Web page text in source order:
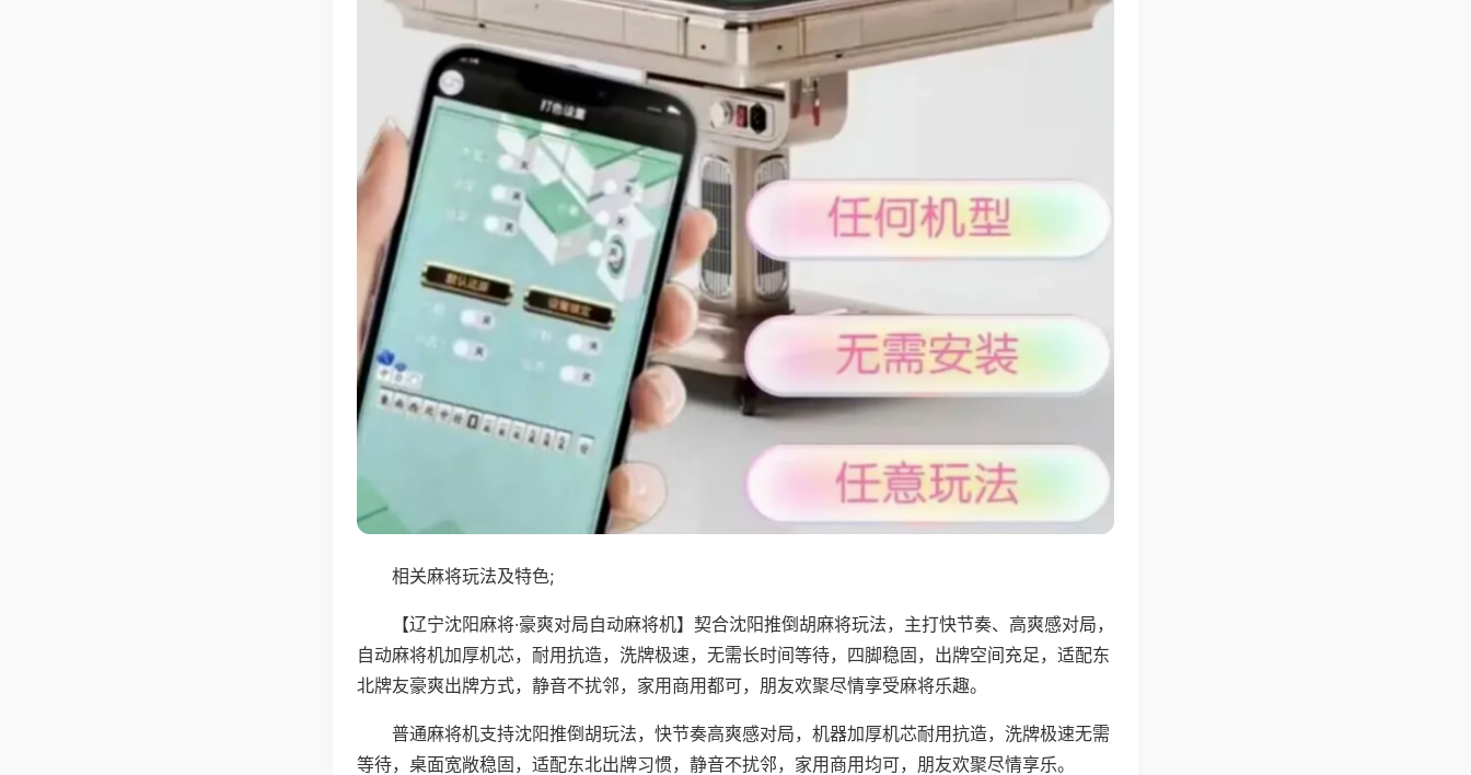
相关麻将玩法及特色;
【辽宁沈阳麻将·豪爽对局自动麻将机】契合沈阳推倒胡麻将玩法，主打快节奏、高爽感对局，
自动麻将机加厚机芯，耐用抗造，洗牌极速，无需长时间等待，四脚稳固，出牌空间充足，适配东
北牌友豪爽出牌方式，静音不扰邻，家用商用都可，朋友欢聚尽情享受麻将乐趣。
普通麻将机支持沈阳推倒胡玩法，快节奏高爽感对局，机器加厚机芯耐用抗造，洗牌极速无需
等待，桌面宽敞稳固，适配东北出牌习惯，静音不扰邻，家用商用均可，朋友欢聚尽情享乐。